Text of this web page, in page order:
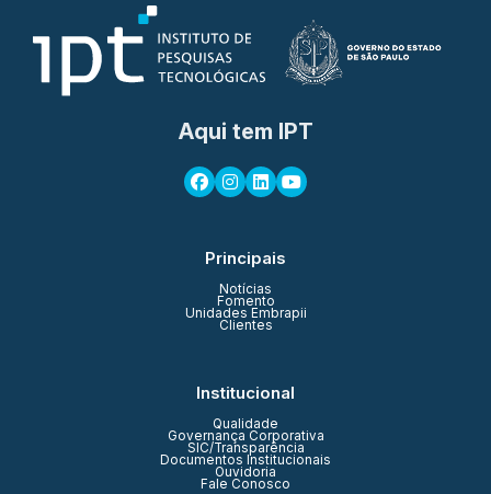
Aqui tem IPT
Principais
Notícias
Fomento
Unidades Embrapii
Clientes
Institucional
Qualidade
Governança Corporativa
SIC/Transparência
Documentos Institucionais
Ouvidoria
Fale Conosco